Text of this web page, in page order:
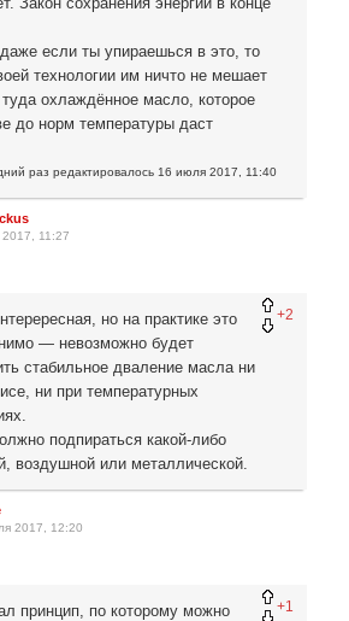
если ты упираешься в это, то
технологии им ничто не мешает
туда охлаждённое масло, которое
до норм температуры даст
раз редактировалось 16 июля 2017, 11:40
11:27
+2
но на практике это
— невозможно будет
стабильное дваление масла ни
ни при температурных
подпираться какой-либо
воздушной или металлической.
2017, 12:20
+1
принцип, по которому можно